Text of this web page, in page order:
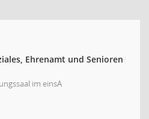
Ehrenamt und Senioren
im einsA